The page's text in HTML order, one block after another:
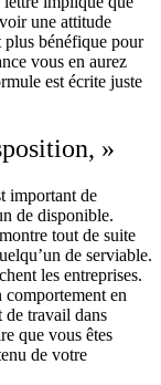
une attitude
plus bénéfique pour
vous en aurez
est écrite juste
»
important de
de disponible.
tout de suite
de serviable.
les entreprises.
comportement en
de travail dans
que vous êtes
de votre